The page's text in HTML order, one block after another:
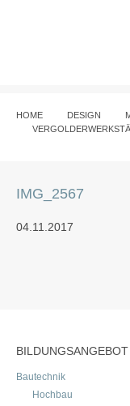
HOME DESIGN
IMG_2567
04.11.2017
BILDUNGSANGEBOT
Bautechnik
Hochbau